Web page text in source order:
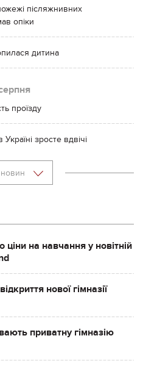
післяжнивних
опіки
дитина
проїзду
зросте вдвічі
ціни на навчання у новітній
нової гімназії
приватну гімназію